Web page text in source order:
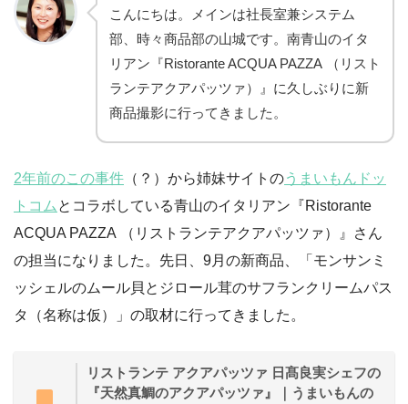
こんにちは。メインは社長室兼システム
部、時々商品部の山城です。南青山のイタ
リアン『Ristorante ACQUA PAZZA （リスト
ランテアクアパッツァ）』に久しぶりに新
商品撮影に行ってきました。
2年前のこの事件 （？）から姉妹サイトのうまいもんドッ
トコム とコラボしている青山のイタリアン『Ristorante
ACQUA PAZZA （リストランテアクアパッツァ）』さん
の担当になりました。先日、9月の新商品、「モンサンミ
ッシェルのムール貝とジロール茸のサフランクリームパス
タ（名称は仮）」の取材に行ってきました。
リストランテ アクアパッツァ 日髙良実シェフの
『天然真鯛のアクアパッツァ』｜うまいもんの